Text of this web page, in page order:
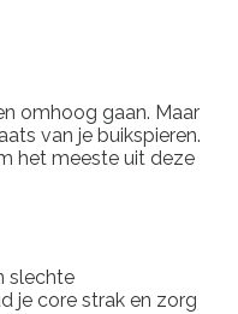
omhoog gaan. Maar
van je buikspieren.
het meeste uit deze
slechte
je core strak en zorg